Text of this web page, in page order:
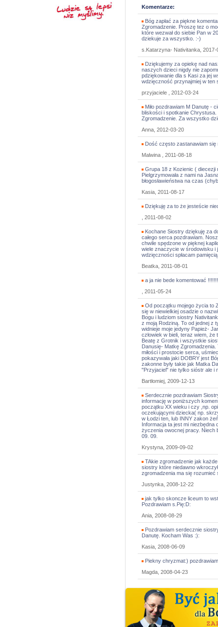
Komentarze:
Bóg zapłać za piękne
Zgromadzenie. Proszę tez o
które wezwał do siebie Pan w
dziekuje za wszystko. :-)
s.Katarzyna- Nativitanka, 2017-
Dziękujemy za opiekę nad
naszych dzieci nigdy nie
pdziękowanie dla s Kasi za jej
wdzięczność przynajmiej w ten
przyjaciele , 2012-03-24
Miło pozdrawiam M Danutę -
bliskości i spotkanie
Zgromadzenie. Za wszystko
Anna, 2012-03-20
Dość często zastanawiam się
Malwina , 2011-08-18
Grupa 18 z Kozienic ( diecezji
Pielgrzymowała z nami na
błogosławieństwa na czas
Kasia, 2011-08-17
Dziękuję za to że jesteście
, 2011-08-02
Kochane Siostry dziękuję za
całego serca pozdrawiam.
chwile spędzone w pięknej
wiele znaczycie w środowisku i
wdzięczności spłacam
Beatka, 2011-08-01
a ja nie bede komentować
, 2011-05-24
Od początku mojego życia to
się w niewielkiej osadzie o
Bogu i ludziom siostry
z moją Rodziną. To od jednej z
widnieje moje jedyny Papież-
człowiek w bieli, teraz wiem,
Beatę z Grotnik i wszystkie
Danusię- Matkę
miłości i prostocie serca,
pokazywała jaki DOBRY jest
zakonne były takie jak Matka
"Przyjaciel" nie tylko sióstr ale i
Bartłomiej, 2009-12-13
Serdecznie pozdrawiam
informację w poniższych
początku XX wieku i czy ,np.
oczekującymi dziecka( np.
w Łodzi ten, lub INNY zakon
Informacja ta jest mi niezbędna
życzenia owocnej pracy. Niech
09. 09.
Krystyna, 2009-09-02
TAkie zgromadzenie jak
siostry które niedawno
zgromadzenia ma się rozumieć
Justynka, 2008-12-22
jak tylko skoncze liceum to
Pozdrawiam s.Pię:D:
Ania, 2008-08-29
Pozdrawiam serdecznie
Danutę. Kocham Was :):
Kasia, 2008-06-09
Piekny chryzmat:) pozdrawiam
Magda, 2008-04-23